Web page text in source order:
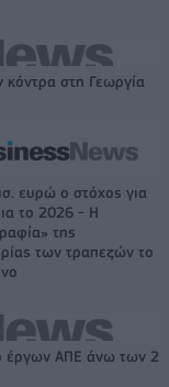
κόντρα στη Γεωργία
ευρώ ο στόχος για
το 2026 - Η
της
των τραπεζών το
έργων ΑΠΕ άνω των 2